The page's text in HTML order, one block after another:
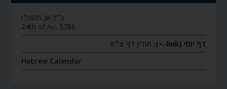
כ״ד אב תשפ״ו
24th of Av, 5786
דף יומי (link->):
חולין דף צ״ט
Hebrew Calendar